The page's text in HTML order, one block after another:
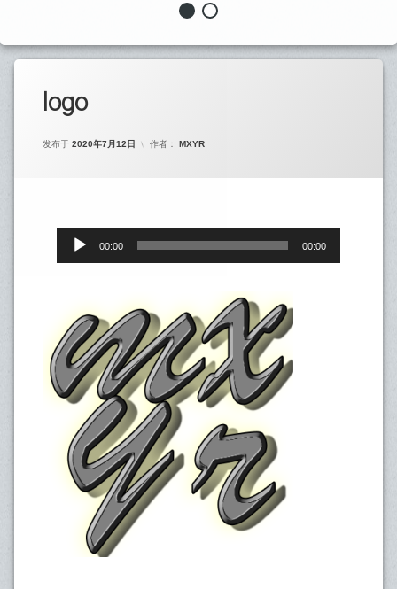
logo
发布于 2020年7月12日 作者： MXYR
Content
→
播
00:00 00:00